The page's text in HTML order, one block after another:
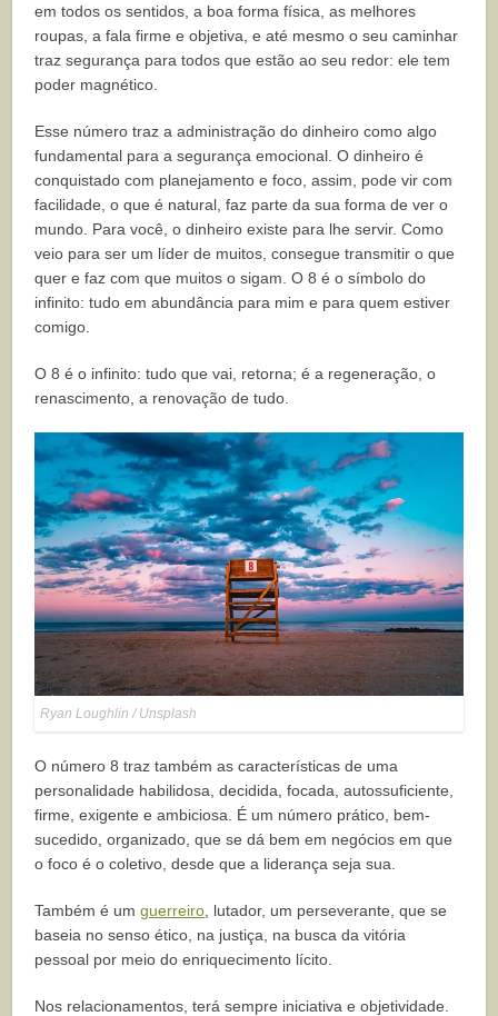
em todos os sentidos, a boa forma física, as melhores
roupas, a fala firme e objetiva, e até mesmo o seu caminhar
traz segurança para todos que estão ao seu redor: ele tem
poder magnético.
Esse número traz a administração do dinheiro como algo
fundamental para a segurança emocional. O dinheiro é
conquistado com planejamento e foco, assim, pode vir com
facilidade, o que é natural, faz parte da sua forma de ver o
mundo. Para você, o dinheiro existe para lhe servir. Como
veio para ser um líder de muitos, consegue transmitir o que
quer e faz com que muitos o sigam. O 8 é o símbolo do
infinito: tudo em abundância para mim e para quem estiver
comigo.
O 8 é o infinito: tudo que vai, retorna; é a regeneração, o
renascimento, a renovação de tudo.
Ryan Loughlin / Unsplash
O número 8 traz também as características de uma
personalidade habilidosa, decidida, focada, autossuficiente,
firme, exigente e ambiciosa. É um número prático, bem-
sucedido, organizado, que se dá bem em negócios em que
o foco é o coletivo, desde que a liderança seja sua.
Também é umguerreiro , lutador, um perseverante, que se
baseia no senso ético, na justiça, na busca da vitória
pessoal por meio do enriquecimento lícito.
Nos relacionamentos, terá sempre iniciativa e objetividade.